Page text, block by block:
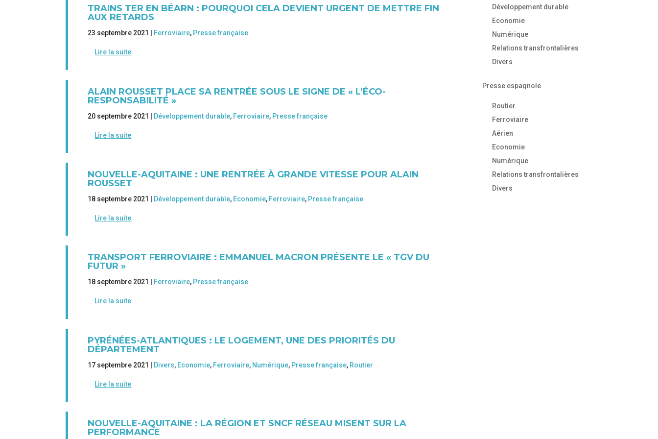
TRAINS TER EN BÉARN : POURQUOI CELA DEVIENT URGENT DE METTRE FIN
AUX RETARDS
23 septembre 2021 | Ferroviaire, Presse française
Lire la suite
ALAIN ROUSSET PLACE SA RENTRÉE SOUS LE SIGNE DE « L’ÉCO-
RESPONSABILITÉ »
20 septembre 2021 | Développement durable, Ferroviaire, Presse française
Lire la suite
NOUVELLE-AQUITAINE : UNE RENTRÉE À GRANDE VITESSE POUR ALAIN
ROUSSET
18 septembre 2021 | Développement durable, Economie, Ferroviaire, Presse française
Lire la suite
TRANSPORT FERROVIAIRE : EMMANUEL MACRON PRÉSENTE LE « TGV DU
FUTUR »
18 septembre 2021 | Ferroviaire, Presse française
Lire la suite
PYRÉNÉES-ATLANTIQUES : LE LOGEMENT, UNE DES PRIORITÉS DU
DÉPARTEMENT
17 septembre 2021 | Divers, Economie, Ferroviaire, Numérique, Presse française, Routier
Lire la suite
NOUVELLE-AQUITAINE : LA RÉGION ET SNCF RÉSEAU MISENT SUR LA
PERFORMANCE
Développement durable
Economie
Numérique
Relations transfrontalières
Divers
Presse espagnole
Routier
Ferroviaire
Aérien
Economie
Numérique
Relations transfrontalières
Divers